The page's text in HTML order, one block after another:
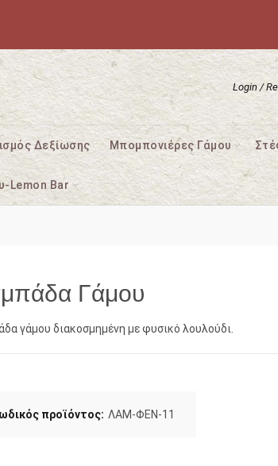
Login /
Δεξίωσης Μπομπονιέρες Γάμου
Lemon Bar
Γάμου
γάμου διακοσμημένη με φυσικό λουλούδι.
προϊόντος: ΛΑΜ-ΦΕΝ-11